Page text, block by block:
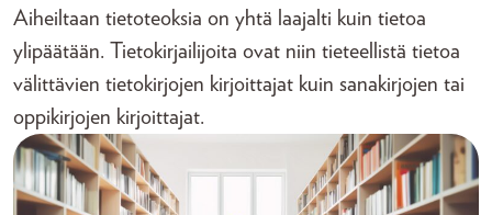
Aiheiltaan tietoteoksia on yhtä laajalti kuin tietoa
ylipäätään. Tietokirjailijoita ovat niin tieteellistä tietoa
välittävien tietokirjojen kirjoittajat kuin sanakirjojen tai
oppikirjojen kirjoittajat.